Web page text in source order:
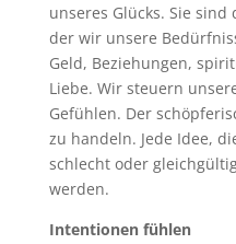
unseres Glücks. Sie
der wir unsere
Geld, Beziehungen,
Liebe. Wir steuern
Gefühlen. Der
zu handeln. Jede Idee,
schlecht oder
werden.
Intentionen fühlen